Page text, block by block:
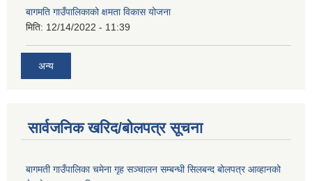
बागमति गाउँपालिकाको क्षमता विकास योजना
मिति: 12/14/2022 - 11:39
अन्य
सार्वजनिक खरिद/बोलपत्र सूचना
बागमती गाउँपालिका चमेना गृह सञ्चालन सम्बन्धी सिलबन्द बोलपत्र आव्हानको